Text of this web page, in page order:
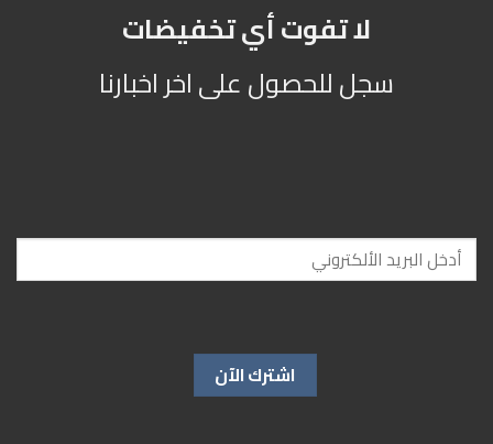
لا تفوت أي تخفيضات
سجل للحصول على اخر اخبارنا